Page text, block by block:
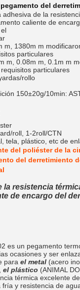
del
adhesiva de la
caliente de
m, 1380m m
particulares
m, 0.08m m, 0.1m m
particulares
rollo
150±20g/10min:
roll, 1-2roll/CTN
tela, plástico, etc de
del poliéster de la
del derretimiento
la resistencia
de encargo del
es un pegamento
ocasiones y ser
para el metal (acero
el plástico (ANIMAL
térmica excelente
y resistencia de